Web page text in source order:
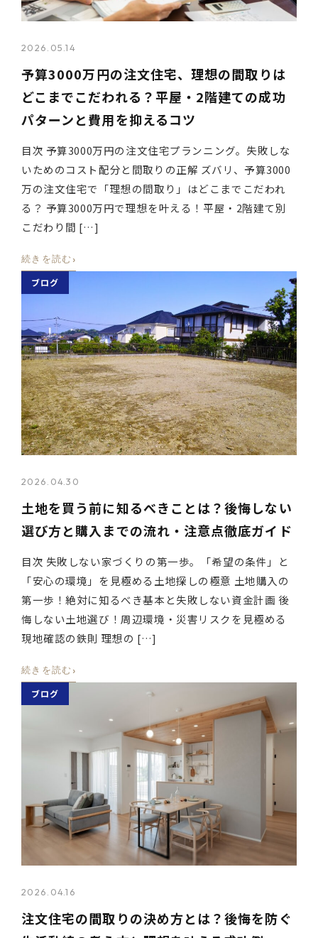
2026.05.14
予算3000万円の注文住宅、理想の間取りは
どこまでこだわれる？平屋・2階建ての成功
パターンと費用を抑えるコツ
目次 予算3000万円の注文住宅プランニング。失敗しな
いためのコスト配分と間取りの正解 ズバリ、予算3000
万の注文住宅で「理想の間取り」はどこまでこだわれ
る？ 予算3000万円で理想を叶える！平屋・2階建て別
こだわり間 […]
続きを読む ›
ブログ
2026.04.30
土地を買う前に知るべきことは？後悔しない
選び方と購入までの流れ・注意点徹底ガイド
目次 失敗しない家づくりの第一歩。「希望の条件」と
「安心の環境」を見極める土地探しの極意 土地購入の
第一歩！絶対に知るべき基本と失敗しない資金計画 後
悔しない土地選び！周辺環境・災害リスクを見極める
現地確認の鉄則 理想の […]
続きを読む ›
ブログ
2026.04.16
注文住宅の間取りの決め方とは？後悔を防ぐ